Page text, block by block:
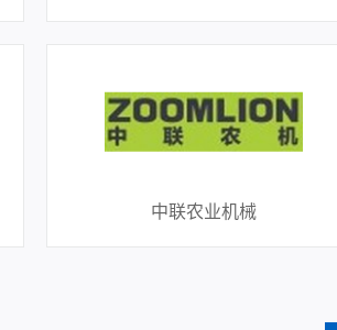
中联农业机械